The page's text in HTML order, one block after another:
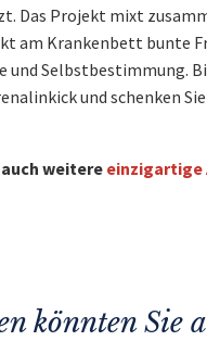
Das Projekt mixt
am Krankenbett bunte
und Selbstbestimmung.
und schenken
weitere einzigartige
könnten Sie